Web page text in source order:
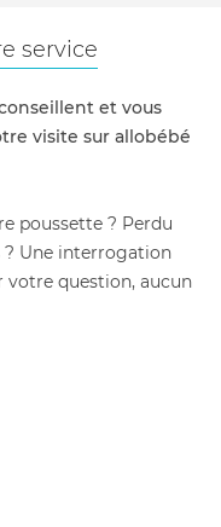
service
et vous
visite sur allobébé
poussette ? Perdu
? Une interrogation
votre question, aucun